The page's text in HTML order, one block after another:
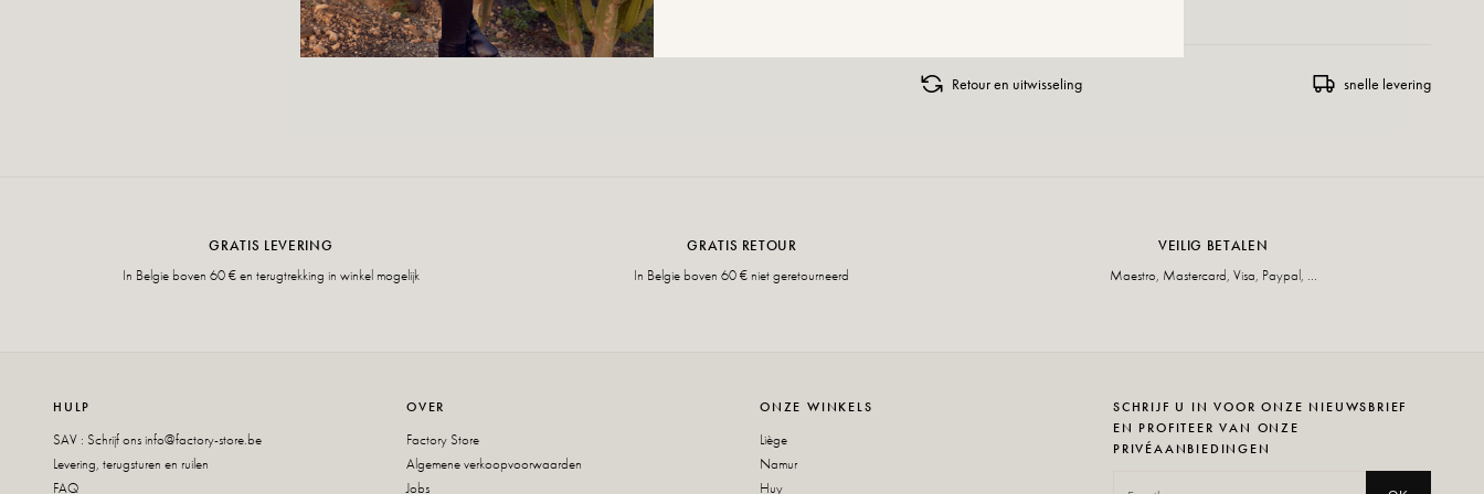
Retour en uitwisseling snelle levering
GRATIS LEVERING
In Belgie boven 60 € en terugtrekking in winkel mogelijk
GRATIS RETOUR
In Belgie boven 60 € niet geretourneerd
VEILIG BETALEN
Maestro, Mastercard, Visa, Paypal, ...
HULP
SAV : Schrijf onsinfo@factory-store.be
Levering, terugsturen en ruilen
FAQ
OVER
Factory Store
Algemene verkoopvoorwaarden
Jobs
ONZE WINKELS
Liège
Namur
Huy
SCHRIJF U IN VOOR ONZE NIEUWSBRIEF
EN PROFITEER VAN ONZE
PRIVÉAANBIEDINGEN